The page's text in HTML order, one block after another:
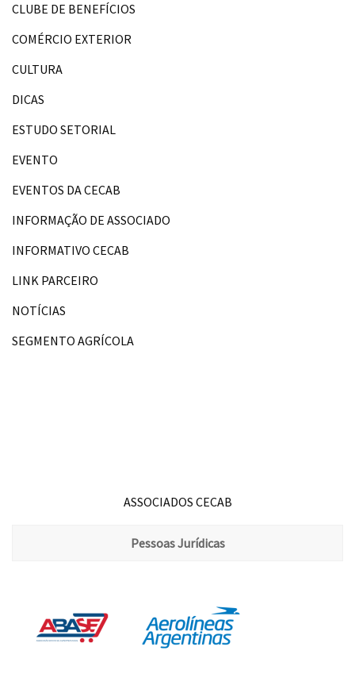
CLUBE DE BENEFÍCIOS
COMÉRCIO EXTERIOR
CULTURA
DICAS
ESTUDO SETORIAL
EVENTO
EVENTOS DA CECAB
INFORMAÇÃO DE ASSOCIADO
INFORMATIVO CECAB
LINK PARCEIRO
NOTÍCIAS
SEGMENTO AGRÍCOLA
ASSOCIADOS CECAB
Pessoas Jurídicas